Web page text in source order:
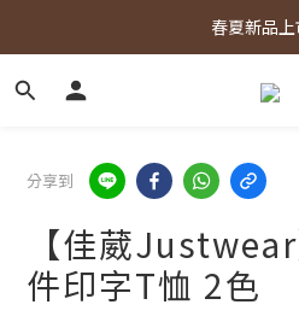
春夏新品
春夏新品
週週上新品
分享到
【佳葳
件印字T恤 2色